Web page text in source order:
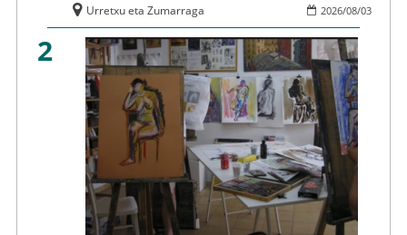
2026/08/03
Urretxu eta Zumarraga
2